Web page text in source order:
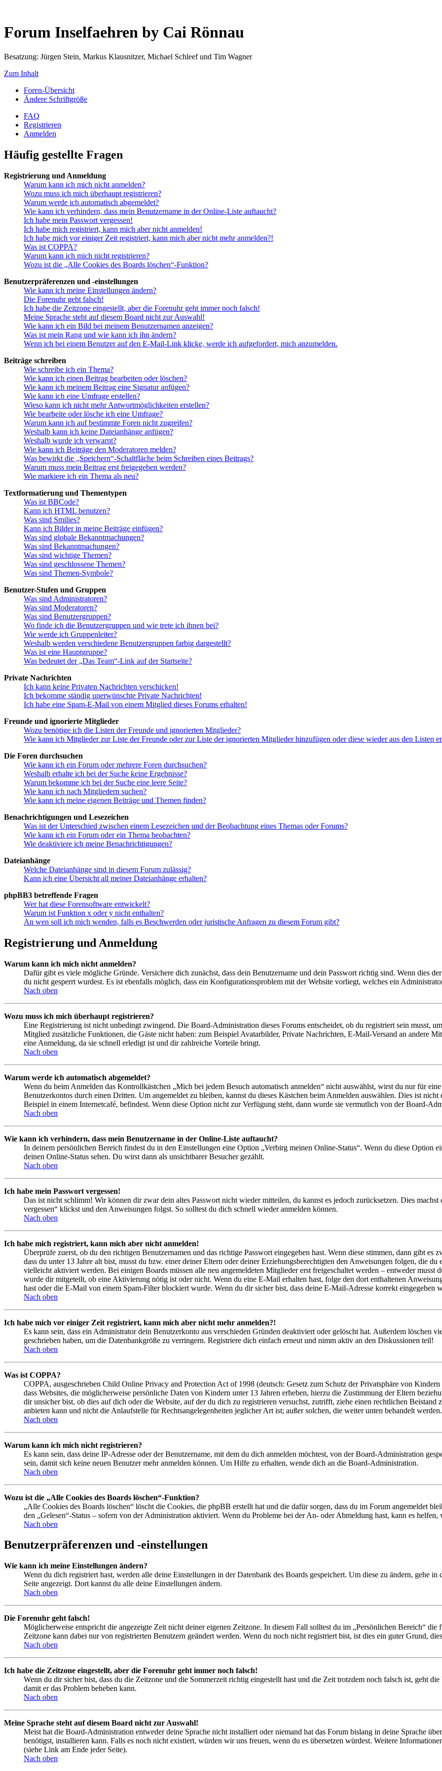
Forum Inselfaehren by Cai Rönnau
Besatzung: Jürgen Stein, Markus Klausnitzer, Michael Schleef und Tim Wagner
Zum Inhalt
Foren-Übersicht
Ändere Schriftgröße
FAQ
Registrieren
Anmelden
Häufig gestellte Fragen
Registrierung und Anmeldung
Warum kann ich mich nicht anmelden?
Wozu muss ich mich überhaupt registrieren?
Warum werde ich automatisch abgemeldet?
Wie kann ich verhindern, dass mein Benutzername in der Online-Liste auftaucht?
Ich habe mein Passwort vergessen!
Ich habe mich registriert, kann mich aber nicht anmelden!
Ich habe mich vor einiger Zeit registriert, kann mich aber nicht mehr anmelden?!
Was ist COPPA?
Warum kann ich mich nicht registrieren?
Wozu ist die „Alle Cookies des Boards löschen“-Funktion?
Benutzerpräferenzen und -einstellungen
Wie kann ich meine Einstellungen ändern?
Die Forenuhr geht falsch!
Ich habe die Zeitzone eingestellt, aber die Forenuhr geht immer noch falsch!
Meine Sprache steht auf diesem Board nicht zur Auswahl!
Wie kann ich ein Bild bei meinem Benutzernamen anzeigen?
Was ist mein Rang und wie kann ich ihn ändern?
Wenn ich bei einem Benutzer auf den E-Mail-Link klicke, werde ich aufgefordert, mich anzumelden.
Beiträge schreiben
Wie schreibe ich ein Thema?
Wie kann ich einen Beitrag bearbeiten oder löschen?
Wie kann ich meinem Beitrag eine Signatur anfügen?
Wie kann ich eine Umfrage erstellen?
Wieso kann ich nicht mehr Antwortmöglichkeiten erstellen?
Wie bearbeite oder lösche ich eine Umfrage?
Warum kann ich auf bestimmte Foren nicht zugreifen?
Weshalb kann ich keine Dateianhänge anfügen?
Weshalb wurde ich verwarnt?
Wie kann ich Beiträge den Moderatoren melden?
Was bewirkt die „Speichern“-Schaltfläche beim Schreiben eines Beitrags?
Warum muss mein Beitrag erst freigegeben werden?
Wie markiere ich ein Thema als neu?
Textformatierung und Thementypen
Was ist BBCode?
Kann ich HTML benutzen?
Was sind Smilies?
Kann ich Bilder in meine Beiträge einfügen?
Was sind globale Bekanntmachungen?
Was sind Bekanntmachungen?
Was sind wichtige Themen?
Was sind geschlossene Themen?
Was sind Themen-Symbole?
Benutzer-Stufen und Gruppen
Was sind Administratoren?
Was sind Moderatoren?
Was sind Benutzergruppen?
Wo finde ich die Benutzergruppen und wie trete ich ihnen bei?
Wie werde ich Gruppenleiter?
Weshalb werden verschiedene Benutzergruppen farbig dargestellt?
Was ist eine Hauptgruppe?
Was bedeutet der „Das Team“-Link auf der Startseite?
Private Nachrichten
Ich kann keine Privaten Nachrichten verschicken!
Ich bekomme ständig unerwünschte Private Nachrichten!
Ich habe eine Spam-E-Mail von einem Mitglied dieses Forums erhalten!
Freunde und ignorierte Mitglieder
Wozu benötige ich die Listen der Freunde und ignorierten Mitglieder?
Wie kann ich Mitglieder zur Liste der Freunde oder zur Liste der ignorierten Mitglieder hinzufügen oder diese wieder aus den Listen
Die Foren durchsuchen
Wie kann ich ein Forum oder mehrere Foren durchsuchen?
Weshalb erhalte ich bei der Suche keine Ergebnisse?
Warum bekomme ich bei der Suche eine leere Seite?
Wie kann ich nach Mitgliedern suchen?
Wie kann ich meine eigenen Beiträge und Themen finden?
Benachrichtigungen und Lesezeichen
Was ist der Unterschied zwischen einem Lesezeichen und der Beobachtung eines Themas oder Forums?
Wie kann ich ein Forum oder ein Thema beobachten?
Wie deaktiviere ich meine Benachrichtigungen?
Dateianhänge
Welche Dateianhänge sind in diesem Forum zulässig?
Kann ich eine Übersicht all meiner Dateianhänge erhalten?
phpBB3 betreffende Fragen
Wer hat diese Forensoftware entwickelt?
Warum ist Funktion x oder y nicht enthalten?
An wen soll ich mich wenden, falls es Beschwerden oder juristische Anfragen zu diesem Forum gibt?
Registrierung und Anmeldung
Warum kann ich mich nicht anmelden?
Dafür gibt es viele mögliche Gründe. Versichere dich zunächst, dass dein Benutzername und dein Passwort richtig sind. Wenn dies
du nicht gesperrt wurdest. Es ist ebenfalls möglich, dass ein Konfigurationsproblem mit der Website vorliegt, welches ein
Nach oben
Wozu muss ich mich überhaupt registrieren?
Eine Registrierung ist nicht unbedingt zwingend. Die Board-Administration dieses Forums entscheidet, ob du registriert sein musst,
Mitglied zusätzliche Funktionen, die Gäste nicht haben: zum Beispiel Avatarbilder, Private Nachrichten, E-Mail-Versand an andere
eine Anmeldung, da sie schnell erledigt ist und dir zahlreiche Vorteile bringt.
Nach oben
Warum werde ich automatisch abgemeldet?
Wenn du beim Anmelden das Kontrollkästchen „Mich bei jedem Besuch automatisch anmelden“ nicht auswählst, wirst du nur für
Benutzerkontos durch einen Dritten. Um angemeldet zu bleiben, kannst du dieses Kästchen beim Anmelden auswählen. Dies ist
Beispiel in einem Internetcafé, befindest. Wenn diese Option nicht zur Verfügung steht, dann wurde sie vermutlich von der Board-
Nach oben
Wie kann ich verhindern, dass mein Benutzername in der Online-Liste auftaucht?
In deinem persönlichen Bereich findest du in den Einstellungen eine Option „Verbirg meinen Online-Status“. Wenn du diese Option
deinen Online-Status sehen. Du wirst dann als unsichtbarer Besucher gezählt.
Nach oben
Ich habe mein Passwort vergessen!
Das ist nicht schlimm! Wir können dir zwar dein altes Passwort nicht wieder mitteilen, du kannst es jedoch zurücksetzen. Dies
vergessen“ klickst und den Anweisungen folgst. So solltest du dich schnell wieder anmelden können.
Nach oben
Ich habe mich registriert, kann mich aber nicht anmelden!
Überprüfe zuerst, ob du den richtigen Benutzernamen und das richtige Passwort eingegeben hast. Wenn diese stimmen, dann gibt es
dass du unter 13 Jahre alt bist, musst du bzw. einer deiner Eltern oder deiner Erziehungsberechtigten den Anweisungen folgen, die
vielleicht aktiviert werden. Bei einigen Boards müssen alle neu angemeldeten Mitglieder erst freigeschaltet werden – entweder musst
wurde dir mitgeteilt, ob eine Aktivierung nötig ist oder nicht. Wenn du eine E-Mail erhalten hast, folge den dort enthaltenen
hast oder die E-Mail von einem Spam-Filter blockiert wurde. Wenn du dir sicher bist, dass deine E-Mail-Adresse korrekt eingegeben
Nach oben
Ich habe mich vor einiger Zeit registriert, kann mich aber nicht mehr anmelden?!
Es kann sein, dass ein Administrator dein Benutzerkonto aus verschieden Gründen deaktiviert oder gelöscht hat. Außerdem löschen
geschrieben haben, um die Datenbankgröße zu verringern. Registriere dich einfach erneut und nimm aktiv an den Diskussionen teil!
Nach oben
Was ist COPPA?
COPPA, ausgeschrieben Child Online Privacy and Protection Act of 1998 (deutsch: Gesetz zum Schutz der Privatsphäre von
dass Websites, die möglicherweise persönliche Daten von Kindern unter 13 Jahren erheben, hierzu die Zustimmung der Eltern
dir unsicher bist, ob dies auf dich oder die Website, auf der du dich zu registrieren versuchst, zutrifft, ziehe einen rechtlichen Beistand
anbieten kann und nicht die Anlaufstelle für Rechtsangelegenheiten jeglicher Art ist; außer solchen, die weiter unten behandelt werden.
Nach oben
Warum kann ich mich nicht registrieren?
Es kann sein, dass deine IP-Adresse oder der Benutzername, mit dem du dich anmelden möchtest, von der Board-Administration
sein, damit sich keine neuen Benutzer mehr anmelden können. Um Hilfe zu erhalten, wende dich an die Board-Administration.
Nach oben
Wozu ist die „Alle Cookies des Boards löschen“-Funktion?
„Alle Cookies des Boards löschen“ löscht die Cookies, die phpBB erstellt hat und die dafür sorgen, dass du im Forum angemeldet
den „Gelesen“-Status – sofern von der Administration aktiviert. Wenn du Probleme bei der An- oder Abmeldung hast, kann es
Nach oben
Benutzerpräferenzen und -einstellungen
Wie kann ich meine Einstellungen ändern?
Wenn du dich registriert hast, werden alle deine Einstellungen in der Datenbank des Boards gespeichert. Um diese zu ändern, gehe
Seite angezeigt. Dort kannst du alle deine Einstellungen ändern.
Nach oben
Die Forenuhr geht falsch!
Möglicherweise entspricht die angezeigte Zeit nicht deiner eigenen Zeitzone. In diesem Fall solltest du im „Persönlichen Bereich“
Zeitzone kann dabei nur von registrierten Benutzern geändert werden. Wenn du noch nicht registriert bist, ist dies ein guter Grund,
Nach oben
Ich habe die Zeitzone eingestellt, aber die Forenuhr geht immer noch falsch!
Wenn du dir sicher bist, dass du die Zeitzone und die Sommerzeit richtig eingestellt hast und die Zeit trotzdem noch falsch ist, geht
damit er das Problem beheben kann.
Nach oben
Meine Sprache steht auf diesem Board nicht zur Auswahl!
Meist hat die Board-Administration entweder deine Sprache nicht installiert oder niemand hat das Forum bislang in deine Sprache
benötigst, installieren kann. Falls es noch nicht existiert, würden wir uns freuen, wenn du es übersetzen würdest. Weitere
(siehe Link am Ende jeder Seite).
Nach oben